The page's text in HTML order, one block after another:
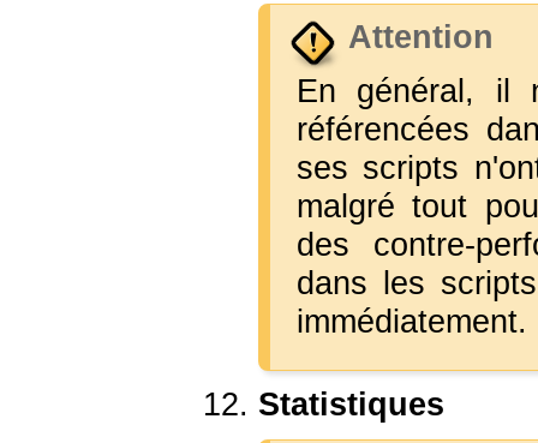
Attention
En général, il
référencées
ses scripts
malgré tout
des contre-
dans les
immédiatement.
Statistiques